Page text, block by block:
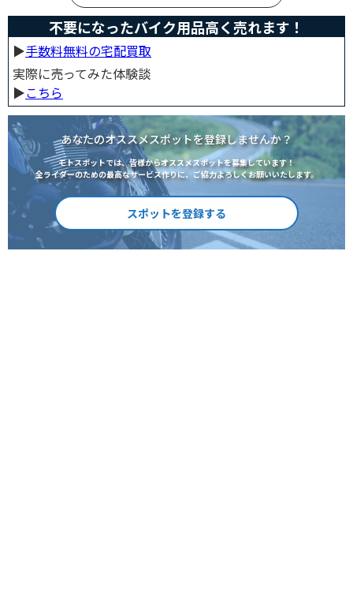
不要になったバイク用品高く売れます！
▶︎手数料無料の宅配買取
実際に売ってみた体験談
▶︎こちら
あなたのオススメスポットを登録しませんか？
モトスポットでは、皆様からオススメスポットを募集しています！
全ライダーのための最高なサービス作りに、ご協力よろしくお願いいたします。
スポットを登録する